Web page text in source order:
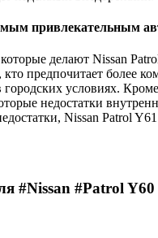
привлекательным
делают Nissan
кто предпочитает более
условиях.
недостатки
Nissan Patrol
#Nissan #Patrol